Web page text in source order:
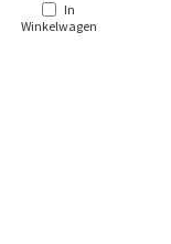
In
Winkelwagen